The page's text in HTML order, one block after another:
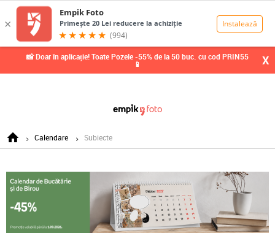
📸 Doar în aplicație! Toate Pozele -55% de la 50 buc. cu cod PRIN55
📱 X
Calendare Subiecte